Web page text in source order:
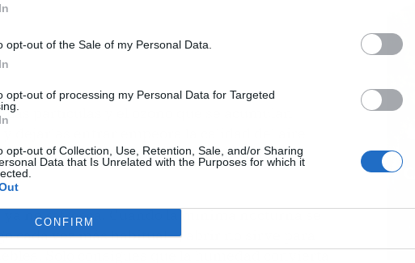
opt-out of the Sale of my Personal Data.
opt-out of processing my Personal Data for Targeted
opt-out of Collection, Use, Retention, Sale, and/or Sharing
Data that Is Unrelated with the Purposes for which it
CONFIRM
partículas y el ozono que se acumulan
dejarlas entrar empeora la calidad del aire
o viviendas accesibles, dormir con las
no refresca. Cuando la mínima nocturna se
cada vez más habitual—, abrir no sirve para
Solo consigues que la humedad convierta